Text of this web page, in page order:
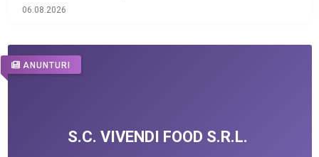
06.08.2026
ANUNTURI